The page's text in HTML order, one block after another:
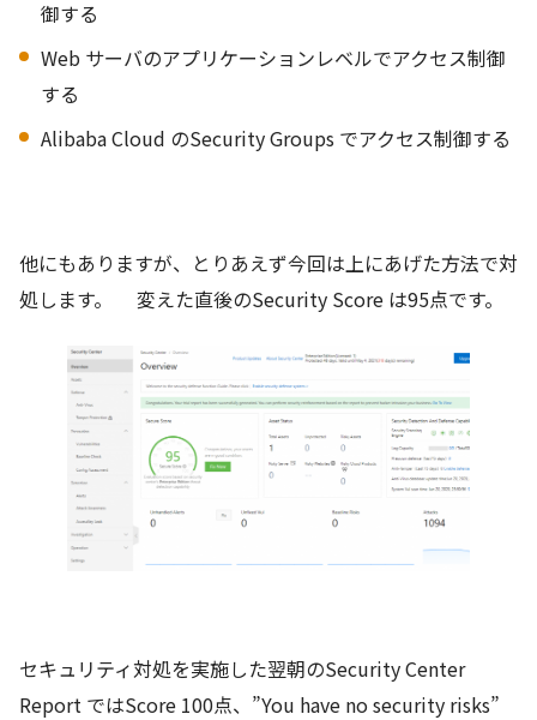
御する
Web サーバのアプリケーションレベルでアクセス制御
する
Alibaba Cloud のSecurity Groups でアクセス制御する
他にもありますが、とりあえず今回は上にあげた方法で対
処します。 変えた直後のSecurity Score は95点です。
セキュリティ対処を実施した翌朝のSecurity Center
Report ではScore 100点、”You have no security risks”